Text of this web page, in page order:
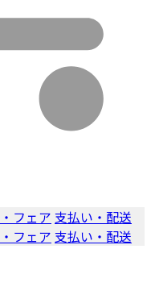
フェア 支払い・配送
フェア 支払い・配送